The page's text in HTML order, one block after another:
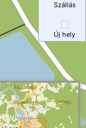
Szállás
Új hely